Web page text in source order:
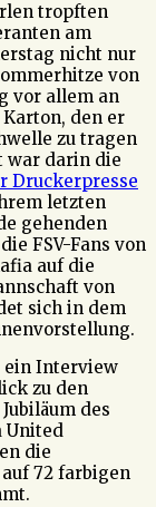
tropften
am
nicht nur
von
vor allem an
den er
zu tragen
war darin die
Druckerpresse
letzten
gehenden
FSV-Fans von
auf die
von
sich in dem
ein Interview
zu den
des
United
die
72 farbigen